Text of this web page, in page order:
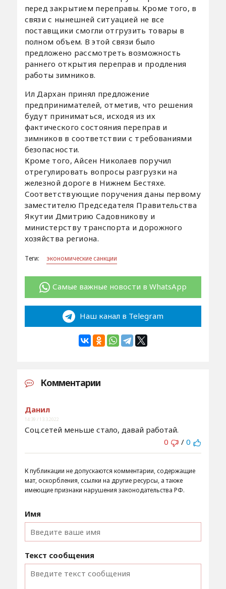
перед закрытием переправы. Кроме того, в
связи с нынешней ситуацией не все
поставщики смогли отгрузить товары в
полном объем. В этой связи было
предложено рассмотреть возможность
раннего открытия переправ и продления
работы зимников.
Ил Дархан принял предложение
предпринимателей, отметив, что решения
будут приниматься, исходя из их
фактического состояния переправ и
зимников в соответствии с требованиями
безопасности.
Кроме того, Айсен Николаев поручил
отрегулировать вопросы разгрузки на
железной дороге в Нижнем Бестяхе.
Соответствующие поручения даны первому
заместителю Председателя Правительства
Якутии Дмитрию Садовникову и
министерству транспорта и дорожного
хозяйства региона.
Теги: экономические санкции
Самые важные новости в WhatsApp
Наш канал в Telegram
Комментарии
Данил
14:39 / 13.3.2022
Соц.сетей меньше стало, давай работай.
0
/ 0
К публикации не допускаются комментарии, содержащие
мат, оскорбления, ссылки на другие ресурсы, а также
имеющие признаки нарушения законодательства РФ.
Имя
Текст сообщения